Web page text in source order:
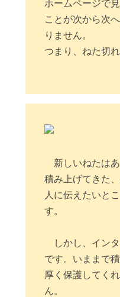
ホームページで
ことが次から次
りません。
つまり、ねた切
新しいねたは
積み上げてきた
人に伝えたいと
す。
しかし、イン
です。いままで
厚く保護してく
ん。